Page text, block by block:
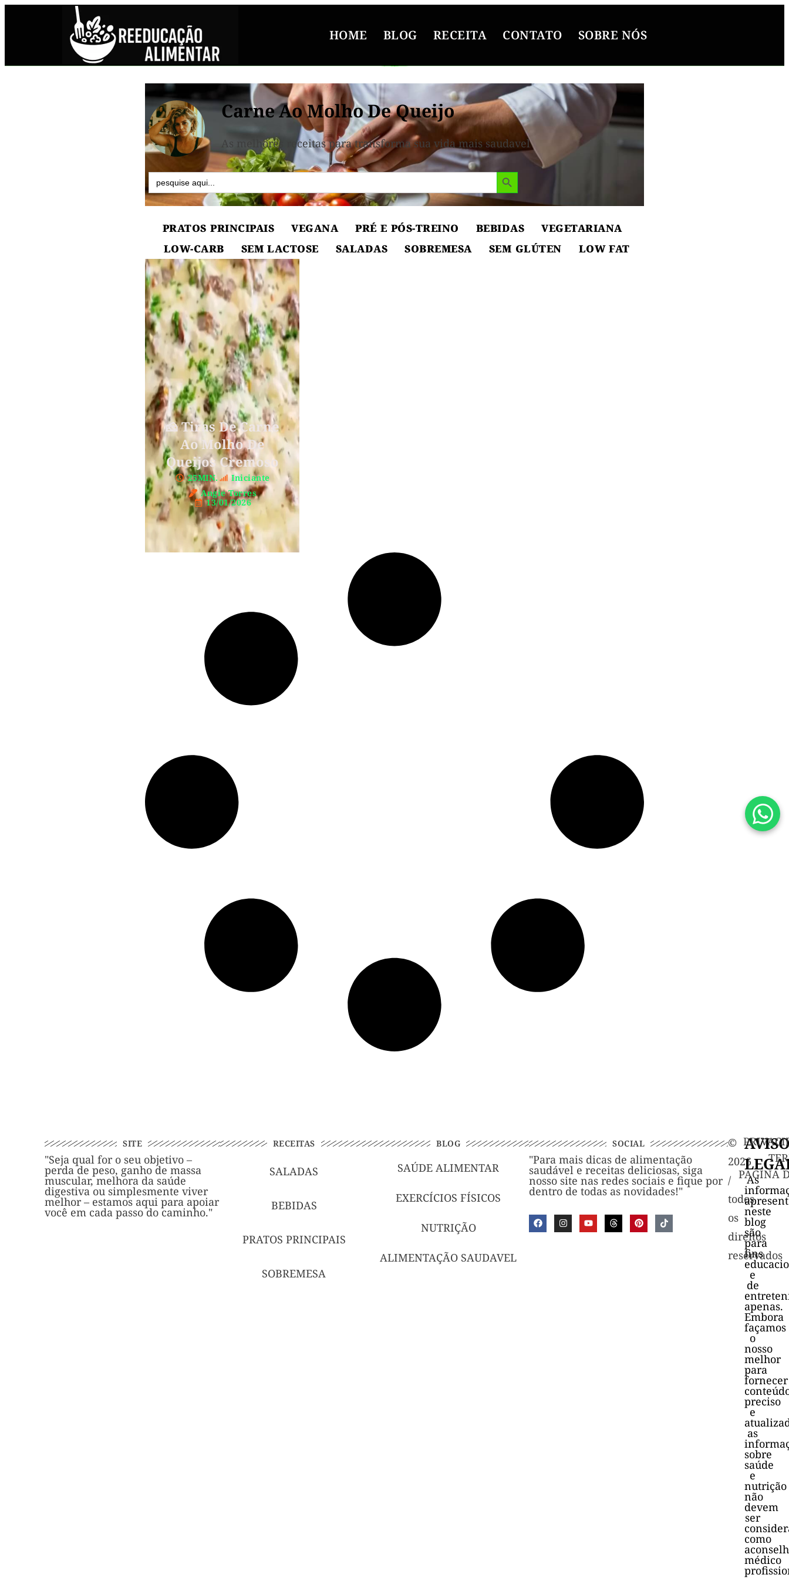
HOME BLOG RECEITA CONTATO SOBRE NÓS
Carne Ao Molho De Queijo
As melhores receitas para transforma sua vida mais saudavel
Search
for:
Search Button
PRATOS PRINCIPAIS VEGANA PRÉ E PÓS-TREINO BEBIDAS
VEGETARIANA
LOW-CARB
SEM LACTOSE SALADAS SOBREMESA SEM GLÚTEN LOW FAT
🧀 Tiras De Carne
Ao Molho De
Queijos Cremoso
25MIN.
Iniciante
Angie Torres
13/01/2026
SITE
"Seja qual for o seu objetivo –
perda de peso, ganho de massa
muscular, melhora da saúde
digestiva ou simplesmente viver
melhor – estamos aqui para apoiar
você em cada passo do caminho."
RECEITAS
SALADAS
BEBIDAS
PRATOS PRINCIPAIS
SOBREMESA
BLOG
SAÚDE ALIMENTAR
EXERCÍCIOS FÍSICOS
NUTRIÇÃO
ALIMENTAÇÃO SAUDAVEL
SOCIAL
"Para mais dicas de alimentação
saudável e receitas deliciosas, siga
nosso site nas redes sociais e fique por
dentro de todas as novidades!"
©️
2026
/
todos
os
direitos
reservados
PAGINA
As
neste
blog
são
para
fins
e
de
apenas.
Embora
façamos
o
nosso
melhor
para
fornecer
preciso
e
as
sobre
saúde
e
nutrição
não
devem
ser
como
médico